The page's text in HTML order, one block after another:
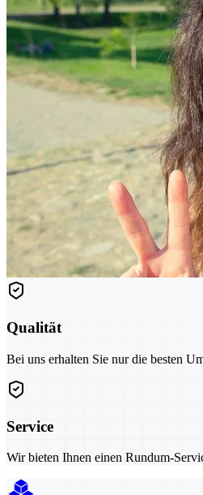
Qualität
Bei uns erhalten Sie nur die besten
Service
Wir bieten Ihnen einen Rundum-